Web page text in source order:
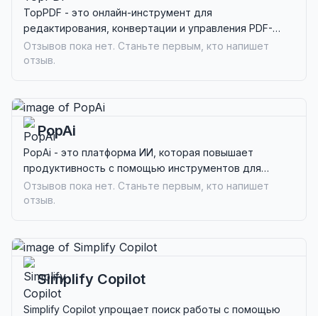
TopPDF - это онлайн-инструмент для
редактирования, конвертации и управления PDF-
документами. Идеально подходит для
профессионалов, которым нужна эффективная
Отзывов пока нет. Станьте первым, кто напишет
отзыв.
PopAi
PopAi - это платформа ИИ, которая повышает
продуктивность с помощью инструментов для
взаимодействия с документами, создания контента
и дизайна презентаций, идеально подходящая для
Отзывов пока нет. Станьте первым, кто напишет
отзыв.
Simplify Copilot
Simplify Copilot упрощает поиск работы с помощью